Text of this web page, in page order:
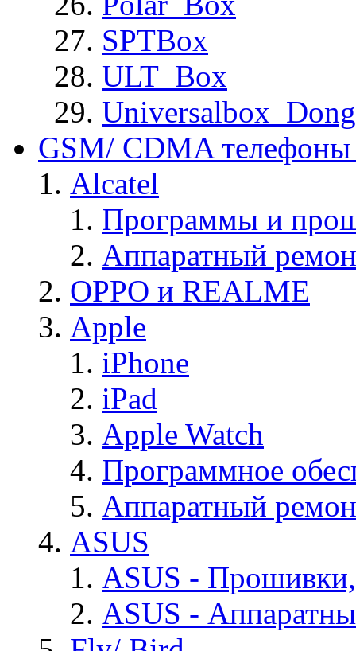
SPTBox
ULT_Box
GSM/ CDMA
Alcatel
Программы и
Аппаратный
OPPO и REALME
Apple
iPhone
iPad
Apple Watch
Программное
Аппаратный
ASUS
ASUS -
ASUS -